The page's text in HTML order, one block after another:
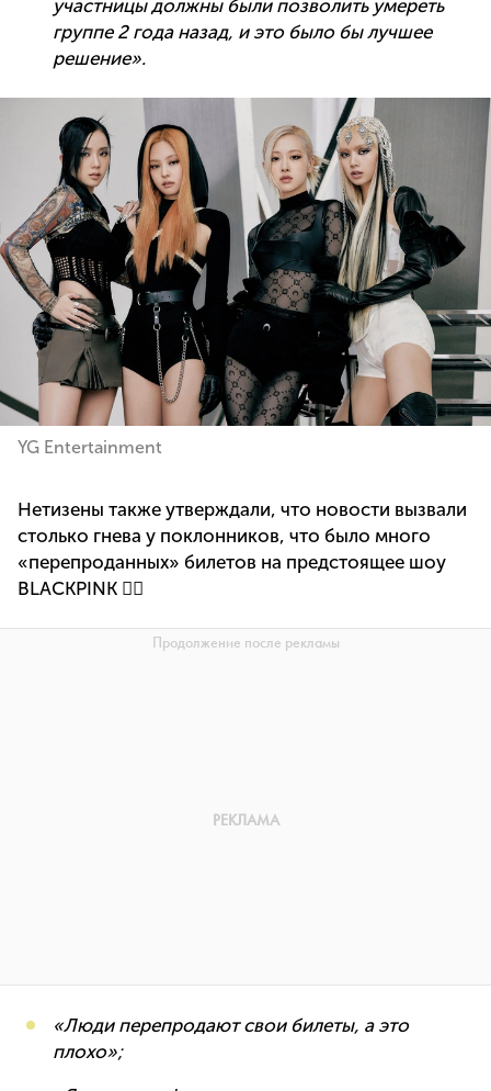
участницы должны были позволить умереть
группе 2 года назад, и это было бы лучшее
решение».
YG Entertainment
Нетизены также утверждали, что новости вызвали
столько гнева у поклонников, что было много
«перепроданных» билетов на предстоящее шоу
BLACKPINK 👇🏼
«Люди перепродают свои билеты, а это
плохо»;